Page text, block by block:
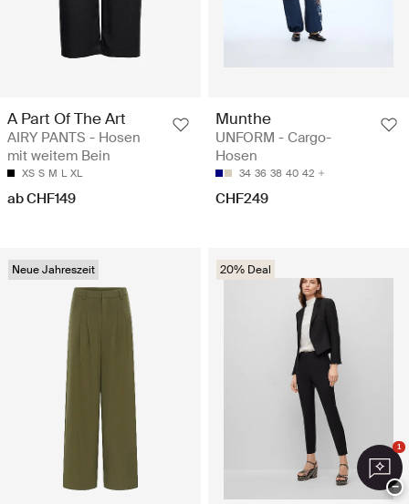
A Part Of The Art
AIRY PANTS - Hosen
mit weitem Bein
XS S M L XL
ab CHF149
Munthe
UNFORM - Cargo-
Hosen
34 36 38 40 42
CHF249
Neue Jahreszeit 20% Deal
1
−